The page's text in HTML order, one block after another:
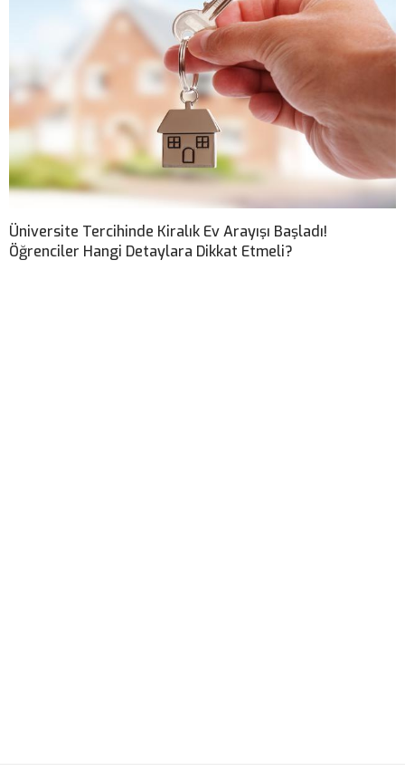
Üniversite Tercihinde Kiralık Ev Arayışı Başladı!
Öğrenciler Hangi Detaylara Dikkat Etmeli?